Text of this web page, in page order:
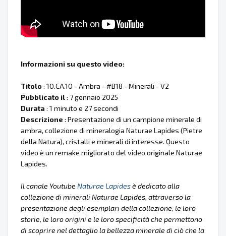
Informazioni su questo video:
Titolo: 10.CA.10 - Ambra - #B18 - Minerali - V2
Pubblicato il: 7 gennaio 2025
Durata : 1 minuto e 27 secondi
Descrizione : Presentazione di un campione minerale di
ambra, collezione di mineralogia Naturae Lapides (Pietre
della Natura), cristalli e minerali di interesse. Questo
video è un remake migliorato del video originale Naturae
Lapides.
Il canale Youtube Naturae Lapidesè dedicato alla
collezione di minerali Naturae Lapides, attraverso la
presentazione degli esemplari della collezione, le loro
storie, le loro origini e le loro specificità che permettono
di scoprire nel dettaglio la bellezza minerale di ciò che la